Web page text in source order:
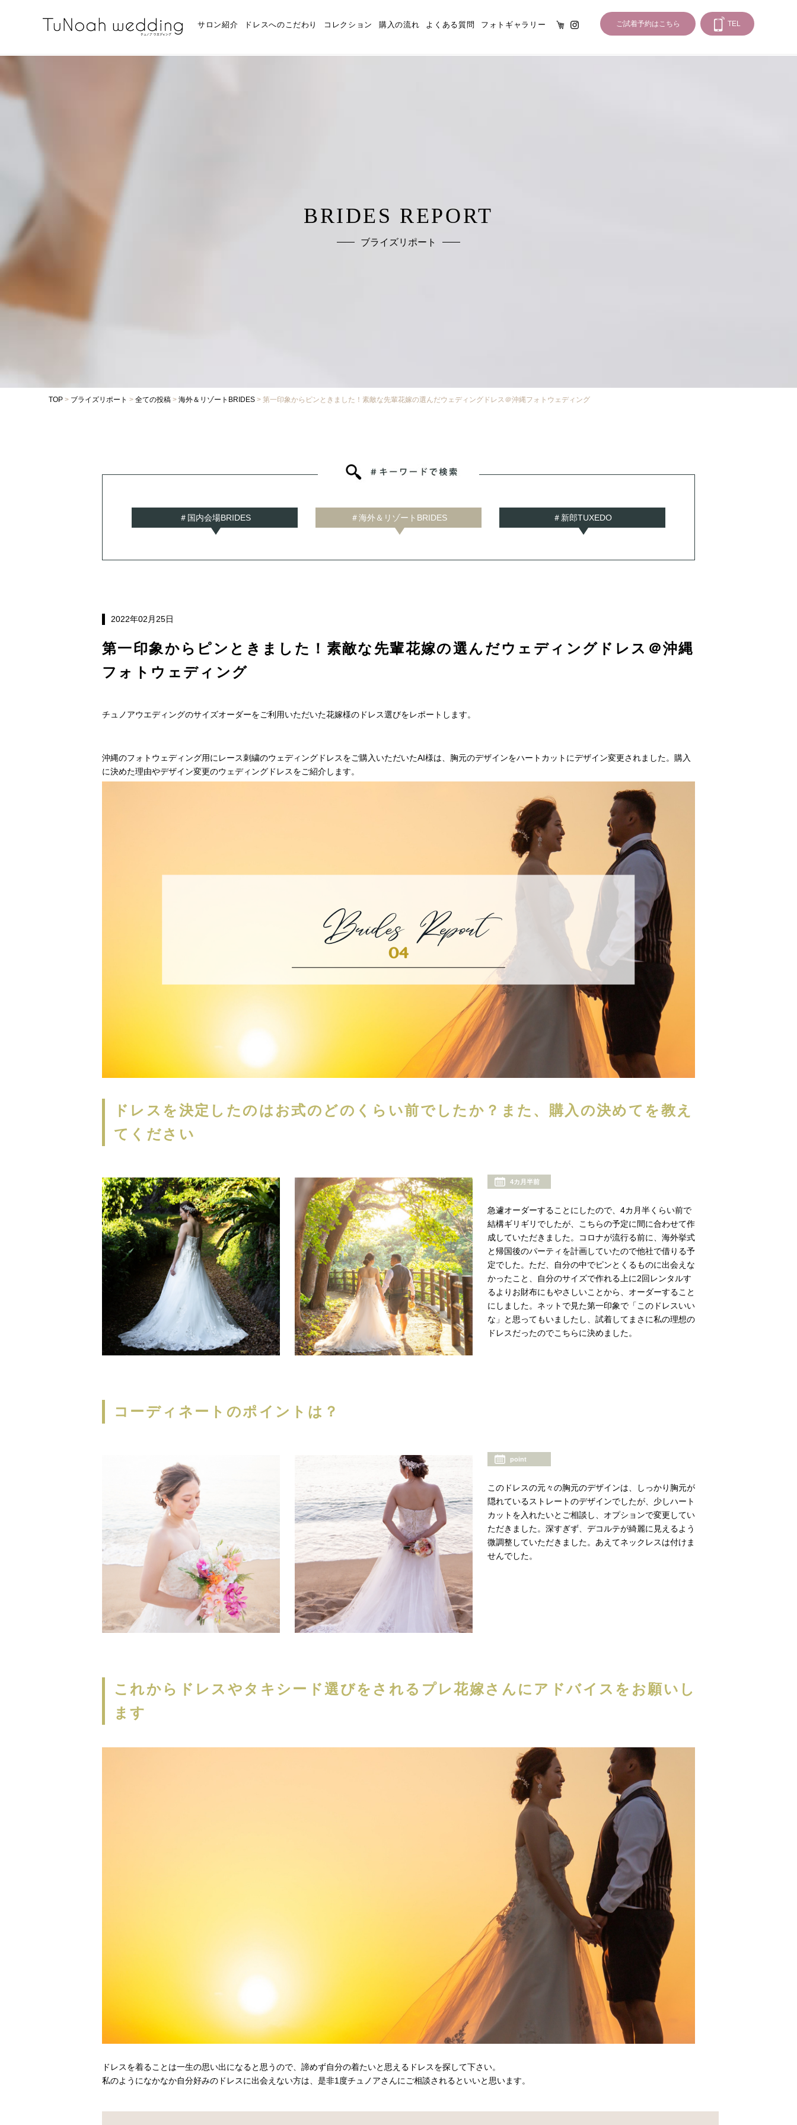
サロン紹介 ドレスへのこだわり コレクション 購入の流れ よくある質問 フォトギャラリー オンラインInstagram ご試着予約はこちら TEL
BRIDES REPORT
ブライズリポート
TOP > ブライズリポート > 全ての投稿 > 海外＆リゾートBRIDES > 第一印象からピンときました！素敵な先輩花嫁の選んだウェディングドレス＠沖縄フォトウェディング
＃国内会場BRIDES ＃海外＆リゾートBRIDES ＃新郎TUXEDO
2022年02月25日
第一印象からピンときました！素敵な先輩花嫁の選んだウェディングドレス＠沖縄
フォトウェディング
チュノアウエディングのサイズオーダーをご利用いただいた花嫁様のドレス選びをレポートします。
沖縄のフォトウェディング用にレース刺繍のウェディングドレスをご購入いただいたAI様は、胸元のデザインをハートカットにデザイン変更されました。購入
に決めた理由やデザイン変更のウェディングドレスをご紹介します。
ドレスを決定したのはお式のどのくらい前でしたか？また、購入の決めてを教え
てください
4カ月半前
急遽オーダーすることにしたので、4カ月半くらい前で
結構ギリギリでしたが、こちらの予定に間に合わせて作
成していただきました。コロナが流行る前に、海外挙式
と帰国後のパーティを計画していたので他社で借りる予
定でした。ただ、自分の中でピンとくるものに出会えな
かったこと、自分のサイズで作れる上に2回レンタルす
るよりお財布にもやさしいことから、オーダーすること
にしました。ネットで見た第一印象で「このドレスいい
な」と思ってもいましたし、試着してまさに私の理想の
ドレスだったのでこちらに決めました。
コーディネートのポイントは？
point
このドレスの元々の胸元のデザインは、しっかり胸元が
隠れているストレートのデザインでしたが、少しハート
カットを入れたいとご相談し、オプションで変更してい
ただきました。深すぎず、デコルテが綺麗に見えるよう
微調整していただきました。あえてネックレスは付けま
せんでした。
これからドレスやタキシード選びをされるプレ花嫁さんにアドバイスをお願いし
ます
ドレスを着ることは一生の思い出になると思うので、諦めず自分の着たいと思えるドレスを探して下さい。
私のようになかなか自分好みのドレスに出会えない方は、是非1度チュノアさんにご相談されるといいと思います。